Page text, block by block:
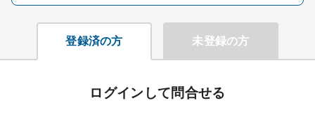
採用をお考えの医療機関の方
登録済の方 未登録の方
ログインして問合せる